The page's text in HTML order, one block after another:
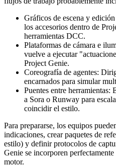
Gráficos de escena y
los accesorios dentro de
herramientas DCC.
Plataformas de cámara e
vuelve a ejecutar
Project Genie.
Coreografía de agentes:
encarnados para simular
Puentes entre herramientas:
a Sora o Runway para
coincidir el estilo.
Para prepararse, los equipos
indicaciones, crear paquetes de
estilo) y definir protocolos de
Genie se incorporen
motor.